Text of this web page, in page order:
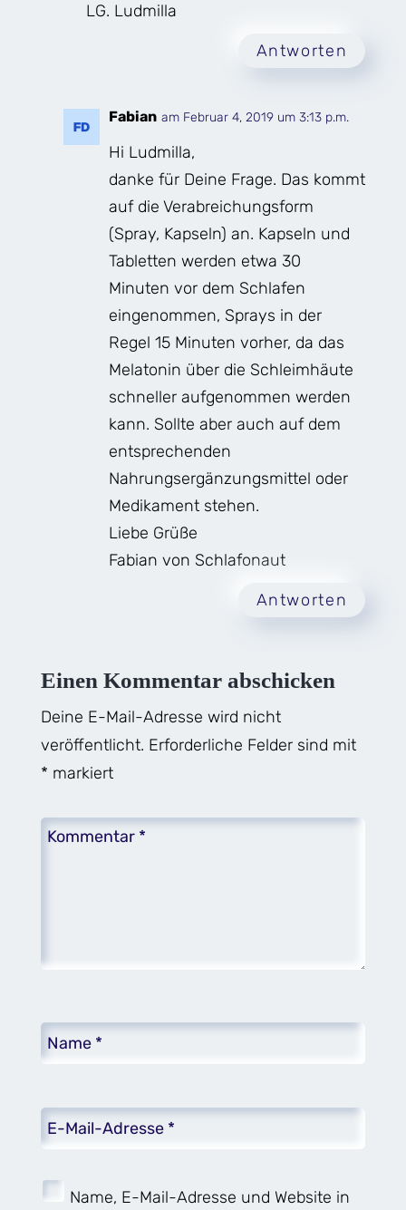
LG. Ludmilla
Antworten
Fabian am Februar 4, 2019 um 3:13 p.m.
Hi Ludmilla,
danke für Deine Frage. Das kommt
auf die Verabreichungsform
(Spray, Kapseln) an. Kapseln und
Tabletten werden etwa 30
Minuten vor dem Schlafen
eingenommen, Sprays in der
Regel 15 Minuten vorher, da das
Melatonin über die Schleimhäute
schneller aufgenommen werden
kann. Sollte aber auch auf dem
entsprechenden
Nahrungsergänzungsmittel oder
Medikament stehen.
Liebe Grüße
Fabian von Schlafonaut
Antworten
Einen Kommentar abschicken
Deine E-Mail-Adresse wird nicht
veröffentlicht. Erforderliche Felder sind mit
* markiert
Name, E-Mail-Adresse und Website in